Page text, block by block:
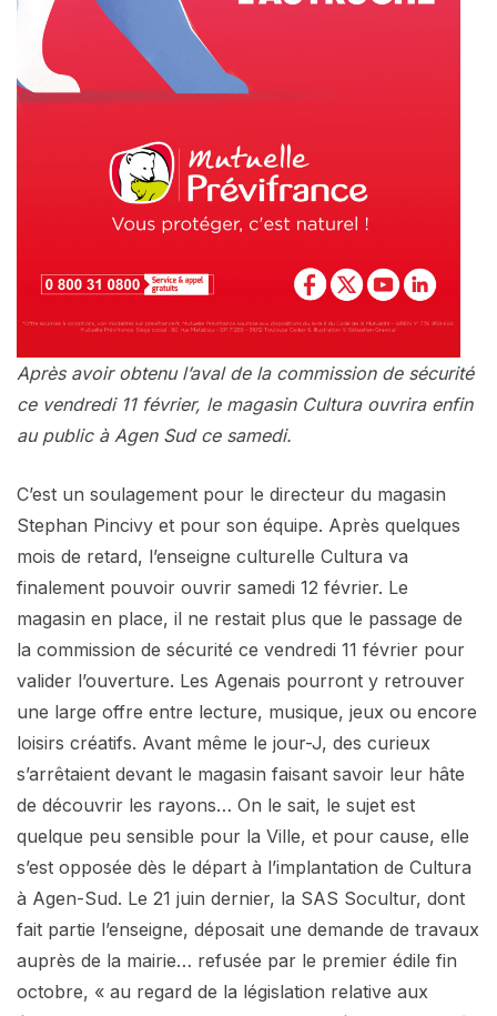
Après avoir obtenu l’aval de la commission de sécurité
ce vendredi 11 février, le magasin Cultura ouvrira enfin
au public à Agen Sud ce samedi.
C’est un soulagement pour le directeur du magasin
Stephan Pincivy et pour son équipe. Après quelques
mois de retard, l’enseigne culturelle Cultura va
finalement pouvoir ouvrir samedi 12 février. Le
magasin en place, il ne restait plus que le passage de
la commission de sécurité ce vendredi 11 février pour
valider l’ouverture. Les Agenais pourront y retrouver
une large offre entre lecture, musique, jeux ou encore
loisirs créatifs. Avant même le jour-J, des curieux
s’arrêtaient devant le magasin faisant savoir leur hâte
de découvrir les rayons… On le sait, le sujet est
quelque peu sensible pour la Ville, et pour cause, elle
s’est opposée dès le départ à l’implantation de Cultura
à Agen-Sud. Le 21 juin dernier, la SAS Socultur, dont
fait partie l’enseigne, déposait une demande de travaux
auprès de la mairie… refusée par le premier édile fin
octobre, « au regard de la législation relative aux